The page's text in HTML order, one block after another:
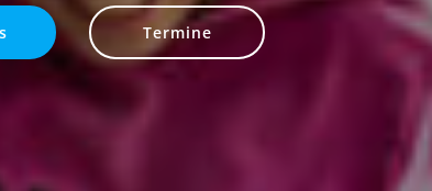
Termine